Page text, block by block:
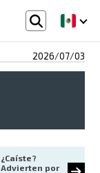
2026/07/03
¿Caíste?
Advierten por